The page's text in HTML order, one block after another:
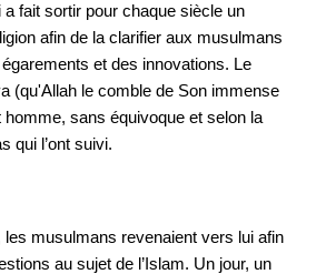
a fait sortir pour chaque siècle un
afin de la clarifier aux musulmans
et des innovations. Le
(qu'Allah le comble de Son immense
homme, sans équivoque et selon la
qui l’ont suivi.
musulmans revenaient vers lui afin
au sujet de l’Islam. Un jour, un